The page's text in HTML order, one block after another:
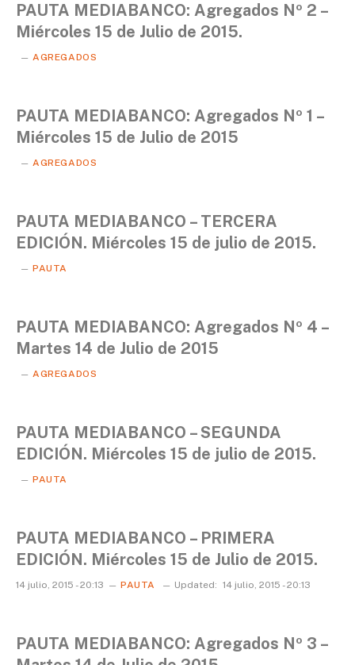
PAUTA MEDIABANCO: Agregados Nº 2 –
Miércoles 15 de Julio de 2015.
AGREGADOS
PAUTA MEDIABANCO: Agregados Nº 1 –
Miércoles 15 de Julio de 2015
AGREGADOS
PAUTA MEDIABANCO – TERCERA
EDICIÓN. Miércoles 15 de julio de 2015.
PAUTA
PAUTA MEDIABANCO: Agregados Nº 4 –
Martes 14 de Julio de 2015
AGREGADOS
PAUTA MEDIABANCO – SEGUNDA
EDICIÓN. Miércoles 15 de julio de 2015.
PAUTA
PAUTA MEDIABANCO – PRIMERA
EDICIÓN. Miércoles 15 de Julio de 2015.
14 julio, 2015 - 20:13 PAUTA Updated: 14 julio, 2015 - 20:13
PAUTA MEDIABANCO: Agregados Nº 3 –